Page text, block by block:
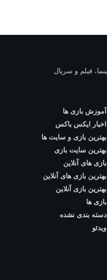
آموزش بازی ها
اخبار ایکس باکس
بهترین بازی و سایت ها
بهترین سایت بازی
بازی های آنلاین
بهترین بازی های آنلاین
بهترین بازی آنلاین
بازی ها
دسته بندی نشده
ویدئو